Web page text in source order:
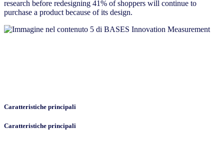
research before redesigning 41% of shoppers will continue to
purchase a product because of its design.
Caratteristiche principali
Caratteristiche principali